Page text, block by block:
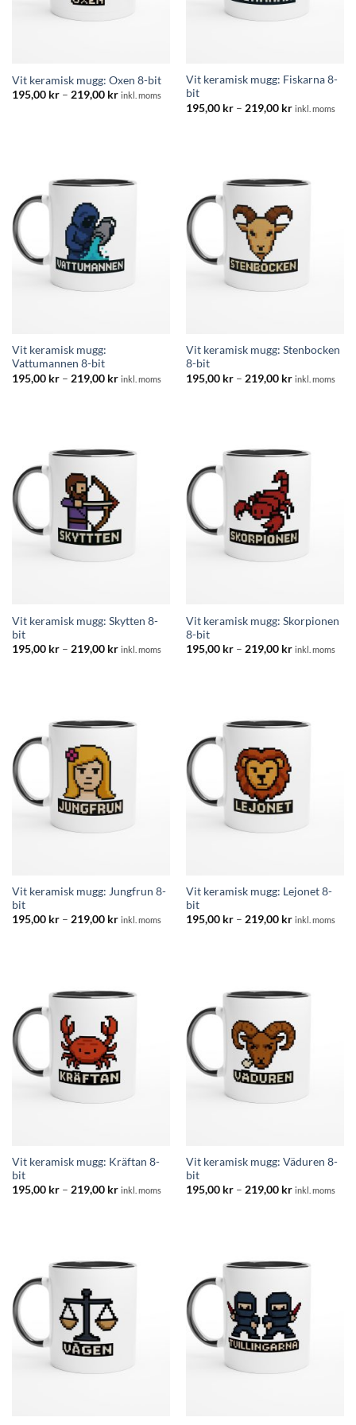
Vit keramisk mugg: Oxen 8-bit
195,00 kr – 219,00 krPrisintervall:
inkl. moms
Vit keramisk mugg: Fiskarna 8-
bit
195,00 kr – 219,00 krPrisintervall:
inkl. moms
Vit keramisk mugg:
Vattumannen 8-bit
195,00 kr – 219,00 krPrisintervall:
inkl. moms
Vit keramisk mugg: Stenbocken
8-bit
195,00 kr – 219,00 krPrisintervall:
inkl. moms
Vit keramisk mugg: Skytten 8-
bit
195,00 kr – 219,00 krPrisintervall:
inkl. moms
Vit keramisk mugg: Skorpionen
8-bit
195,00 kr – 219,00 krPrisintervall:
inkl. moms
Vit keramisk mugg: Jungfrun 8-
bit
195,00 kr – 219,00 krPrisintervall:
inkl. moms
Vit keramisk mugg: Lejonet 8-
bit
195,00 kr – 219,00 krPrisintervall:
inkl. moms
Vit keramisk mugg: Kräftan 8-
bit
195,00 kr – 219,00 krPrisintervall:
inkl. moms
Vit keramisk mugg: Väduren 8-
bit
195,00 kr – 219,00 krPrisintervall:
inkl. moms